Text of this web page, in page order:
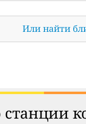
Или найти